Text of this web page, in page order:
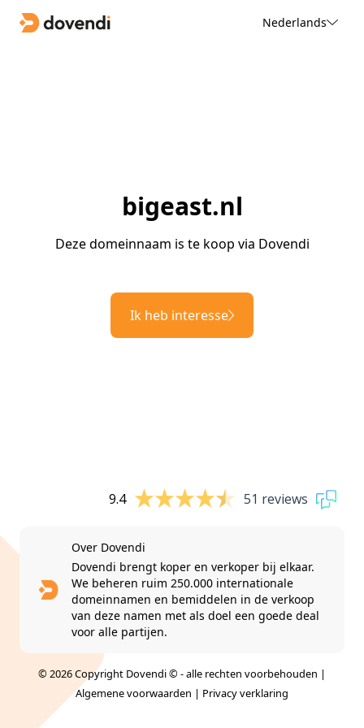
Nederlands
bigeast.nl
Deze domeinnaam is te koop via Dovendi
Ik heb interesse
9.4 51 reviews
Over Dovendi
Dovendi brengt koper en verkoper bij elkaar.
We beheren ruim 250.000 internationale
domeinnamen en bemiddelen in de verkoop
van deze namen met als doel een goede deal
voor alle partijen.
© 2026 Copyright Dovendi © - alle rechten voorbehouden |
Algemene voorwaarden | Privacy verklaring